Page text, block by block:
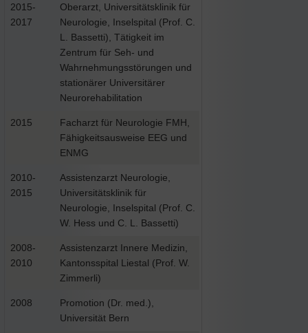
2015-
2017
Oberarzt, Universitätsklinik für
Neurologie, Inselspital (Prof. C.
L. Bassetti), Tätigkeit im
Zentrum für Seh- und
Wahrnehmungsstörungen und
stationärer Universitärer
Neurorehabilitation
2015
Facharzt für Neurologie FMH,
Fähigkeitsausweise EEG und
ENMG
2010-
2015
Assistenzarzt Neurologie,
Universitätsklinik für
Neurologie, Inselspital (Prof. C.
W. Hess und C. L. Bassetti)
2008-
2010
Assistenzarzt Innere Medizin,
Kantonsspital Liestal (Prof. W.
Zimmerli)
2008
Promotion (Dr. med.),
Universität Bern